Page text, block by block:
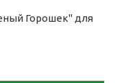
Горошек" для